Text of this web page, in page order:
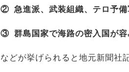
② 急進派、武装組織、テロ予
③ 群島国家で海路の密入国が
などが挙げられると地元新聞社